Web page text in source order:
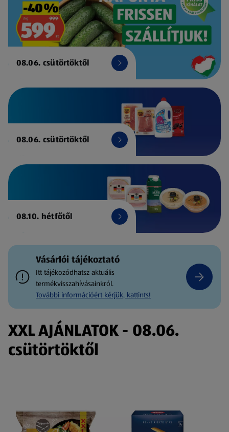
08.06. csütörtöktől
08.06. csütörtöktől
08.10. hétfőtől
Vásárlói tájékoztató
Itt tájékozódhatsz aktuális
termékvisszahívásainkról.
További információért kérjük, kattints!
XXL AJÁNLATOK - 08.06.
csütörtöktől